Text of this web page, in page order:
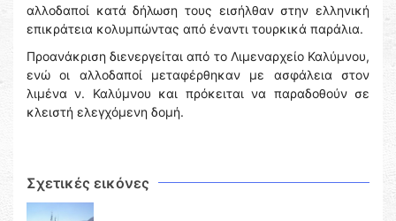
αλλοδαποί κατά δήλωση τους εισήλθαν στην ελληνική
επικράτεια κολυμπώντας από έναντι τουρκικά παράλια.
Προανάκριση διενεργείται από το Λιμεναρχείο Καλύμνου,
ενώ οι αλλοδαποί μεταφέρθηκαν με ασφάλεια στον
λιμένα ν. Καλύμνου και πρόκειται να παραδοθούν σε
κλειστή ελεγχόμενη δομή.
Σχετικές εικόνες